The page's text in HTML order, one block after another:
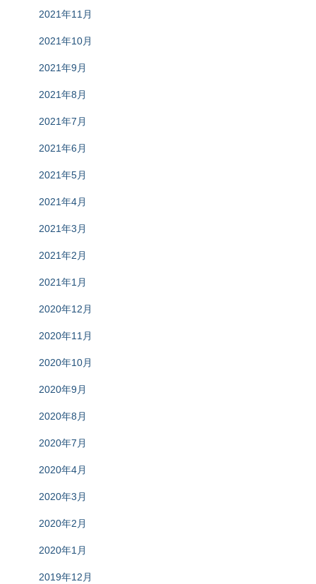
2021年11月
2021年10月
2021年9月
2021年8月
2021年7月
2021年6月
2021年5月
2021年4月
2021年3月
2021年2月
2021年1月
2020年12月
2020年11月
2020年10月
2020年9月
2020年8月
2020年7月
2020年4月
2020年3月
2020年2月
2020年1月
2019年12月